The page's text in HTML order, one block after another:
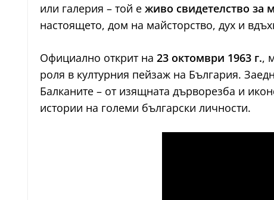
или галерия – той е живо свидетелство за
настоящето, дом на майсторство, дух и
Официално открит на 23 октомври 1963 г.,
роля в културния пейзаж на България.
Балканите – от изящната дърворезба и
истории на големи български личности.